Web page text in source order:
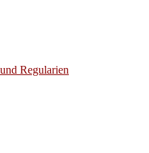
Regularien